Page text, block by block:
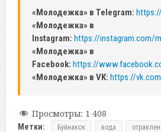
«Молодежка» в Telegram:
«Молодежка» в
Instagram: https://instagram.com/
«Молодежка» в
Facebook: https://
«Молодежка» в VK: https://
Просмотры: 1 408
Метки: Буйнакск вода